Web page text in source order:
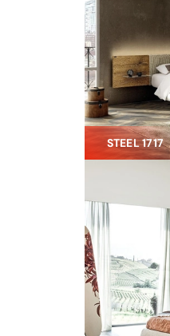
STEEL 1717